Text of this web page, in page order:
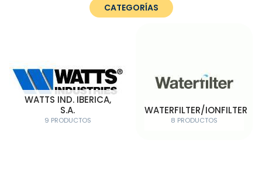
CATEGORÍAS
WATTS IND. IBERICA,
S.A.
9 PRODUCTOS
WATERFILTER/IONFILTER
8 PRODUCTOS